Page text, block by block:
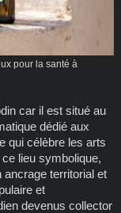
pour la santé à
car il est situé au
dédié aux
qui célèbre les arts
lieu symbolique,
territorial et
et
devenus collector